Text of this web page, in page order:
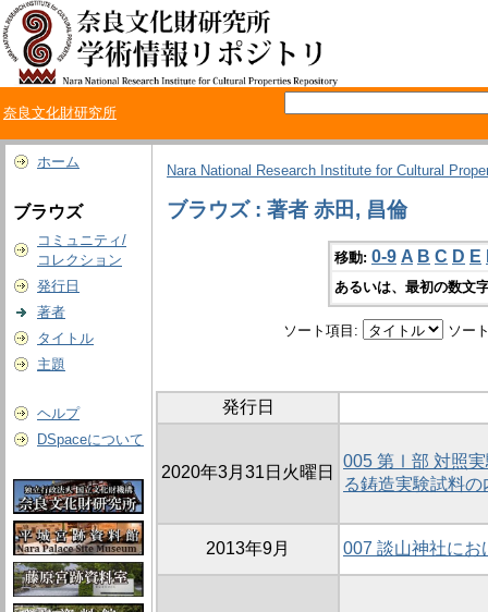
奈良文化財研究所
ホーム
ブラウズ
コミュニティ/
コレクション
発行日
著者
タイトル
主題
ヘルプ
DSpaceについて
Nara National Research Institute for Cultural
ブラウズ : 著者 赤田, 昌倫
移動: 0-9 A B C D E
あるいは、最初の数文
ソート項目: ソー
発行日
2020年3月31日火曜日
005 第Ⅰ部 対照実
る鋳造実験試料
2013年9月 007 談山神社にお